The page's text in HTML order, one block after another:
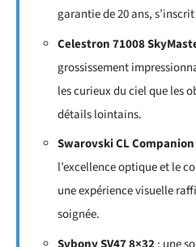
garantie de 20 ans,
Celestron 71008
grossissement
les curieux du ciel que les
détails lointains.
Swarovski CL
l’excellence optique et le
une expérience visuelle
soignée.